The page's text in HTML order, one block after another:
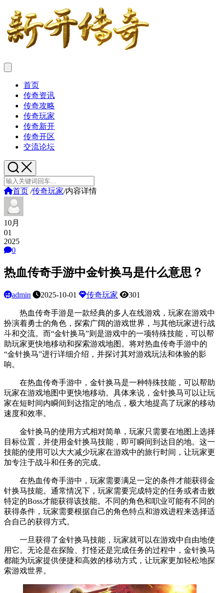
首页
传奇资讯
传奇攻略
传奇玩家
传奇新开
传奇开区
交流论坛
首页 /传奇玩家/内容详情
10月
01
2025
0
热血传奇手游中金针换马是什么意思？
admin 2025-10-01 传奇玩家 301
热血传奇手游是一款经典的多人在线游戏，玩家在游戏中
扮演着勇士的角色，探索广阔的游戏世界，与其他玩家进行战
斗和交流。而“金针换马”则是游戏中的一项特殊技能，可以帮
助玩家更快地移动和探索游戏地图。将对热血传奇手游中的
“金针换马”进行详细介绍，并探讨其对游戏玩法和体验的影
响。
在热血传奇手游中，金针换马是一种特殊技能，可以帮助
玩家在游戏地图中更快地移动。具体来说，金针换马可以让玩
家在短时间内瞬间到达指定的地点，极大地提高了玩家的移动
速度和效率。
金针换马的使用方式相对简单，玩家只需要在地图上选择
目标位置，并使用金针换马技能，即可瞬间到达目的地。这一
技能的使用可以大大减少玩家在游戏中的旅行时间，让玩家更
加专注于战斗和任务的完成。
在热血传奇手游中，玩家需要满足一定的条件才能获得金
针换马技能。通常情况下，玩家需要完成特定的任务或者击败
特定的Boss才能获得该技能。不同的角色和职业可能有不同的
获得条件，玩家需要根据自己的角色特点和游戏进程来选择适
合自己的获得方式。
一旦获得了金针换马技能，玩家就可以在游戏中自由地使
用它。无论是在探险、打怪还是完成任务的过程中，金针换马
都能为玩家提供便捷和高效的移动方式，让玩家更加轻松地探
索游戏世界。